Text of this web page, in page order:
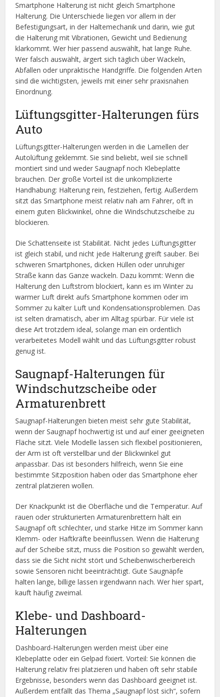
Smartphone Halterung ist nicht gleich Smartphone
Halterung. Die Unterschiede liegen vor allem in der
Befestigungsart, in der Haltemechanik und darin, wie gut
die Halterung mit Vibrationen, Gewicht und Bedienung
klarkommt. Wer hier passend auswählt, hat lange Ruhe.
Wer falsch auswählt, ärgert sich täglich über Wackeln,
Abfallen oder unpraktische Handgriffe. Die folgenden Arten
sind die wichtigsten, jeweils mit einer sehr praxisnahen
Einordnung.
Lüftungsgitter-Halterungen fürs
Auto
Lüftungsgitter-Halterungen werden in die Lamellen der
Autolüftung geklemmt. Sie sind beliebt, weil sie schnell
montiert sind und weder Saugnapf noch Klebeplatte
brauchen. Der große Vorteil ist die unkomplizierte
Handhabung: Halterung rein, festziehen, fertig. Außerdem
sitzt das Smartphone meist relativ nah am Fahrer, oft in
einem guten Blickwinkel, ohne die Windschutzscheibe zu
blockieren.
Die Schattenseite ist Stabilität. Nicht jedes Lüftungsgitter
ist gleich stabil, und nicht jede Halterung greift sauber. Bei
schweren Smartphones, dicken Hüllen oder unruhiger
Straße kann das Ganze wackeln. Dazu kommt: Wenn die
Halterung den Luftstrom blockiert, kann es im Winter zu
warmer Luft direkt aufs Smartphone kommen oder im
Sommer zu kalter Luft und Kondensationsproblemen. Das
ist selten dramatisch, aber im Alltag spürbar. Für viele ist
diese Art trotzdem ideal, solange man ein ordentlich
verarbeitetes Modell wählt und das Lüftungsgitter robust
genug ist.
Saugnapf-Halterungen für
Windschutzscheibe oder
Armaturenbrett
Saugnapf-Halterungen bieten meist sehr gute Stabilität,
wenn der Saugnapf hochwertig ist und auf einer geeigneten
Fläche sitzt. Viele Modelle lassen sich flexibel positionieren,
der Arm ist oft verstellbar und der Blickwinkel gut
anpassbar. Das ist besonders hilfreich, wenn Sie eine
bestimmte Sitzposition haben oder das Smartphone eher
zentral platzieren wollen.
Der Knackpunkt ist die Oberfläche und die Temperatur. Auf
rauen oder strukturierten Armaturenbrettern hält ein
Saugnapf oft schlechter, und starke Hitze im Sommer kann
Klemm- oder Haftkräfte beeinflussen. Wenn die Halterung
auf der Scheibe sitzt, muss die Position so gewählt werden,
dass sie die Sicht nicht stört und Scheibenwischerbereich
sowie Sensoren nicht beeinträchtigt. Gute Saugnäpfe
halten lange, billige lassen irgendwann nach. Wer hier spart,
kauft häufig zweimal.
Klebe- und Dashboard-
Halterungen
Dashboard-Halterungen werden meist über eine
Klebeplatte oder ein Gelpad fixiert. Vorteil: Sie können die
Halterung relativ frei platzieren und haben oft sehr stabile
Ergebnisse, besonders wenn das Dashboard geeignet ist.
Außerdem entfällt das Thema „Saugnapf löst sich“, sofern